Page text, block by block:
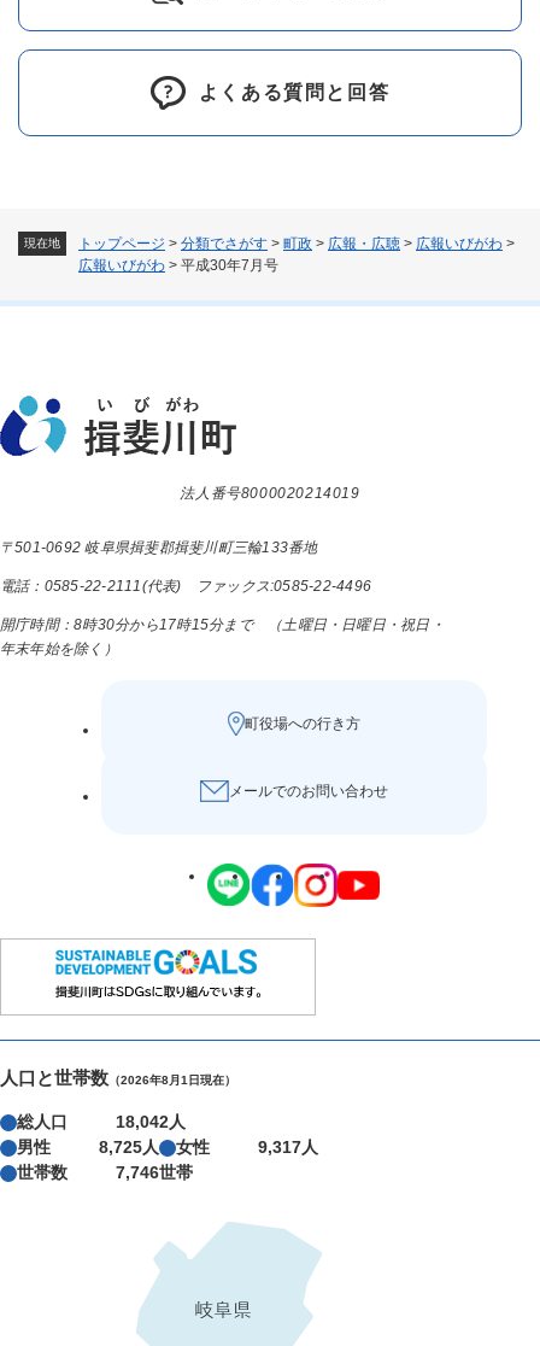
現在地 トップページ > 分類でさがす > 町政 > 広報・広聴 > 広報いびがわ >
広報いびがわ > 平成30年7月号
よくある質問と回答
法人番号8000020214019
〒501-0692 岐阜県揖斐郡揖斐川町三輪133番地
電話：0585-22-2111(代表) ファックス:0585-22-4496
開庁時間：8時30分から17時15分まで （土曜日・日曜日・祝日・
年末年始を除く）
町役場への行き方
メールでのお問い合わせ
人口と世帯数 （2026年8月1日現在）
総人口
18,042人
男性
8,725人 女性
9,317人
世帯数
7,746世帯